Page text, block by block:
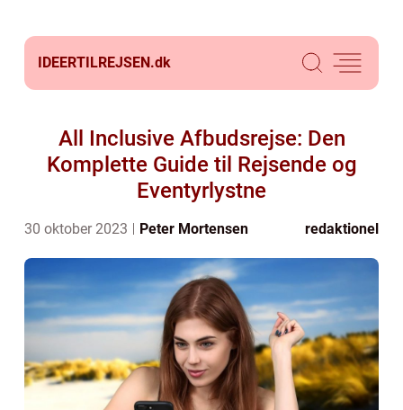
IDEERTILREJSEN.dk
All Inclusive Afbudsrejse: Den
Komplette Guide til Rejsende og
Eventyrlystne
30 oktober 2023 Peter Mortensen redaktionel